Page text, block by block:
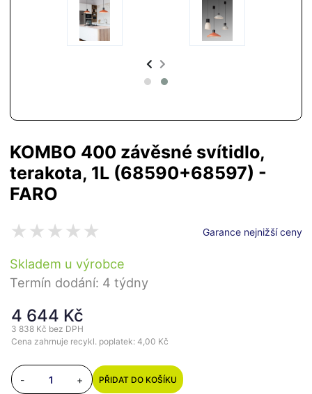
KOMBO 400 závěsné svítidlo,
terakota, 1L (68590+68597) -
FARO
Garance nejnižší ceny
Skladem u výrobce
Termín dodání: 4 týdny
4 644 Kč
3 838 Kč bez DPH
Cena zahrnuje recykl. poplatek: 4,00 Kč
- + PŘIDAT DO KOŠÍKU